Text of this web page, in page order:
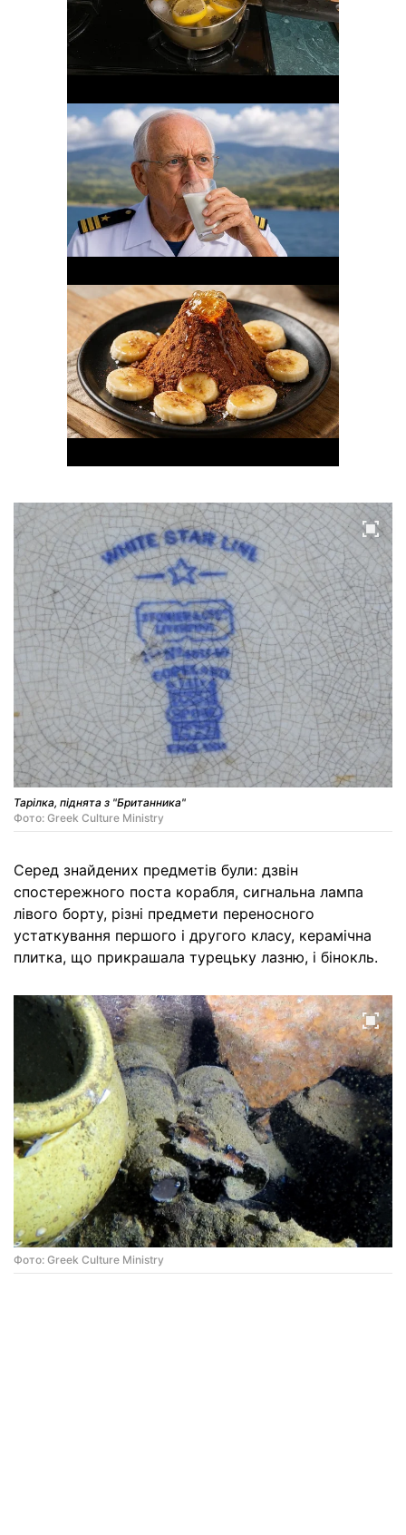
Тарілка, піднята з "Британника"
Фото: Greek Culture Ministry
Серед знайдених предметів були: дзвін
спостережного поста корабля, сигнальна лампа
лівого борту, різні предмети переносного
устаткування першого і другого класу, керамічна
плитка, що прикрашала турецьку лазню, і бінокль.
Фото: Greek Culture Ministry